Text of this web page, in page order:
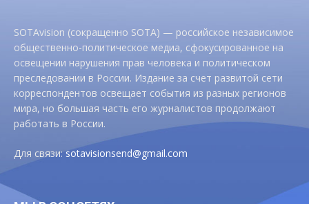
SOTAvision (сокращенно SOTA) — российское независимое
общественно-политическое медиа, сфокусированное на
освещении нарушения прав человека и политическом
преследовании в России. Издание за счет развитой сети
корреспондентов освещает события из разных регионов
мира, но большая часть его журналистов продолжают
работать в России.
Для связи:sotavisionsend@gmail.com